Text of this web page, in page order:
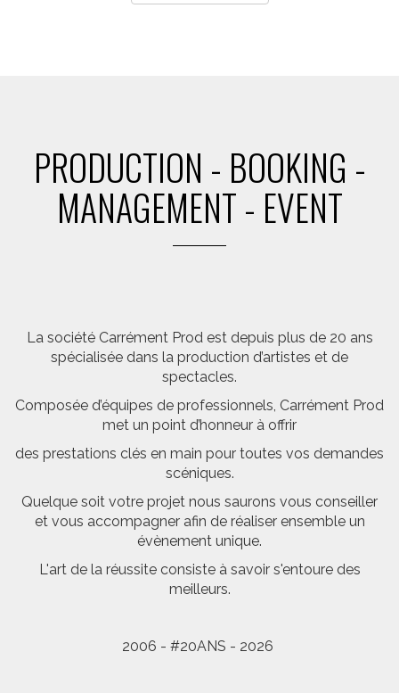
PRODUCTION - BOOKING -
MANAGEMENT - EVENT
La société Carrément Prod est depuis plus de 20 ans
spécialisée dans la production d’artistes et de
spectacles.
Composée d’équipes de professionnels, Carrément Prod
met un point d’honneur à offrir
des prestations clés en main pour toutes vos demandes
scéniques.
Quelque soit votre projet nous saurons vous conseiller
et vous accompagner afin de réaliser ensemble un
évènement unique.
L'art de la réussite consiste à savoir s'entoure des
meilleurs.
2006 - #20ANS - 2026